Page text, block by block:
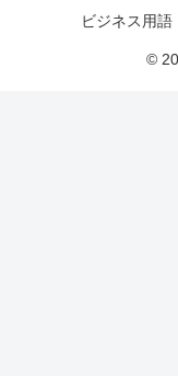
ビジネス用語
©